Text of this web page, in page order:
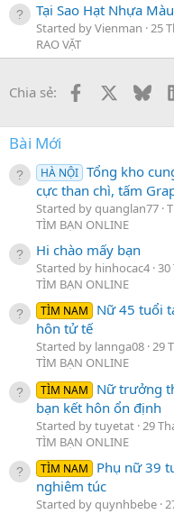
Tại Sao Hạt Nhựa
Started by Vienman 25
RAO VẶT
Chia sẻ: Facebook
Bài Mới
HÀ NỘI Tổng kho
cực than chì, tấm
Started by quanglan77
TÌM BẠN ONLINE
Hi chào mấy bạn
Started by hinhocac4 30
TÌM BẠN ONLINE
TÌM NAM
Nữ 45 tuổi
hôn tử tế
Started by lannga08 29
TÌM BẠN ONLINE
TÌM NAM
Nữ trưởng
bạn kết hôn ổn định
Started by tuyetat 29
TÌM BẠN ONLINE
TÌM NAM
Phụ nữ 39
nghiêm túc
Started by quynhbebe